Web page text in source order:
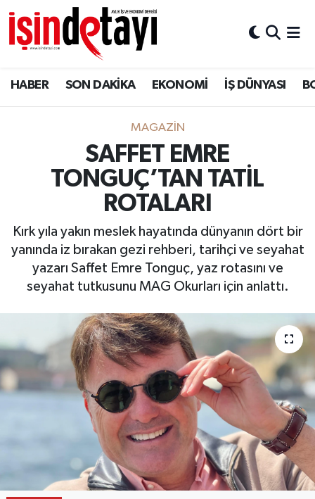
HABER SON DAKİKA EKONOMİ İŞ DÜNYASI
MAGAZİN
SAFFET EMRE
TONGUÇ’TAN TATİL
ROTALARI
Kırk yıla yakın meslek hayatında dünyanın dört bir
yanında iz bırakan gezi rehberi, tarihçi ve seyahat
yazarı Saffet Emre Tonguç, yaz rotasını ve
seyahat tutkusunu MAG Okurları için anlattı.
DÜNYA
Eğitim
ENERJİ HABERİ
GAYRİMENKUL
HABER
LOJİSTİK
OTO DETAY
SAĞLIK
SON DAKİKA
FİNANS
Nöbetçi Eczaneler
Hava Durumu
İstanbul Namaz Vakitleri
Trafik Durumu
Süper Lig Puan Durumu ve Fikstür
Tüm Manşetler
Son Dakika Haberleri